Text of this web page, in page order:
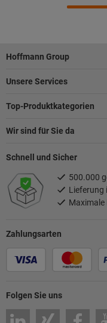
Fußzeile
Hoffmann Group
Unsere Services
Top-Produktkategorien
Wir sind für Sie da
Folgen Sie uns
Zahlungsarten
Schnell und Sicher
500.000
Lieferung